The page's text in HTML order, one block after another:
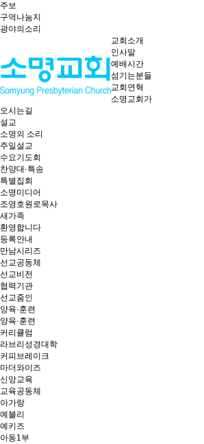
주보
구역나눔지
광야의소리
교회소개
인사말
예배시간
섬기는분들
교회연혁
소명교회가
오시는길
설교
소명의 소리
주일설교
수요기도회
찬양대·특송
특별집회
소명미디어
조영호원로목사
새가족
환영합니다
등록안내
만남시리즈
선교공동체
선교비전
협력기관
선교줌인
양육·훈련
양육·훈련
커리큘럼
라브리성경대학
커피브레이크
마더와이즈
신앙교육
교육공동체
아가랑
예블리
예키즈
아동1부